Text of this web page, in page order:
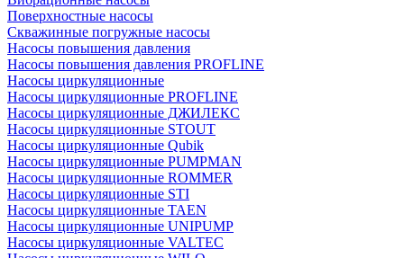
Поверхностные насосы
Скважинные погружные насосы
Насосы повышения давления
Насосы повышения давления PROFLINE
Насосы циркуляционные
Насосы циркуляционные PROFLINE
Насосы циркуляционные ДЖИЛЕКС
Насосы циркуляционные STOUT
Насосы циркуляционные Qubik
Насосы циркуляционные PUMPMAN
Насосы циркуляционные ROMMER
Насосы циркуляционные STI
Насосы циркуляционные TAEN
Насосы циркуляционные UNIPUMP
Насосы циркуляционные VALTEC